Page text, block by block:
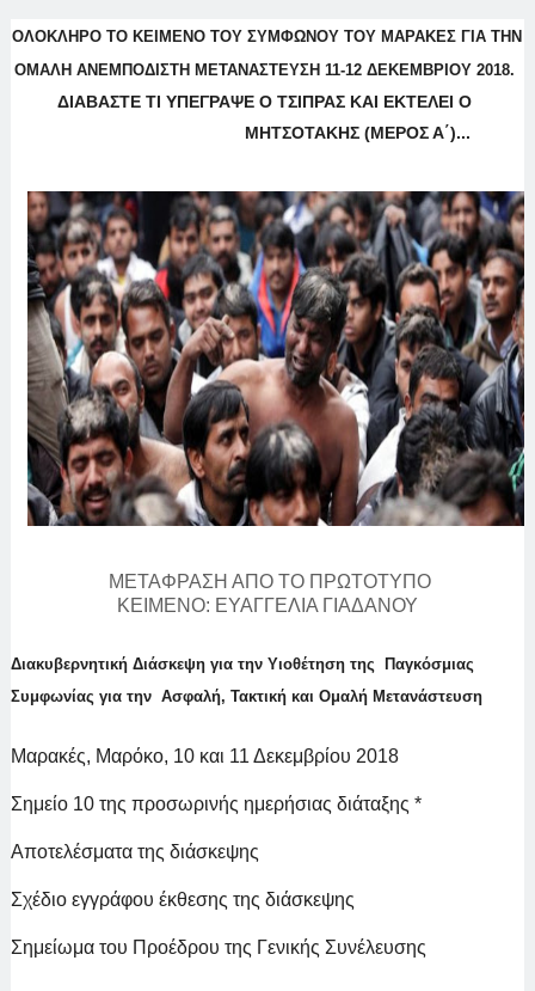
ΟΛΟΚΛΗΡΟ ΤΟ ΚΕΙΜΕΝΟ ΤΟΥ ΣΥΜΦΩΝΟΥ ΤΟΥ ΜΑΡΑΚΕΣ ΓΙΑ ΤΗΝ
ΟΜΑΛΗ ΑΝΕΜΠΟΔΙΣΤΗ ΜΕΤΑΝΑΣΤΕΥΣΗ 11-12 ΔΕΚΕΜΒΡΙΟΥ 2018.
ΔΙΑΒΑΣΤΕ ΤΙ ΥΠΕΓΡΑΨΕ Ο ΤΣΙΠΡΑΣ ΚΑΙ ΕΚΤΕΛΕΙ Ο
ΜΗΤΣΟΤΑΚΗΣ (ΜΕΡΟΣ Α΄)...
ΜΕΤΑΦΡΑΣΗ ΑΠΟ ΤΟ ΠΡΩΤΟΤΥΠΟ
ΚΕΙΜΕΝΟ: ΕΥΑΓΓΕΛΙΑ ΓΙΑΔΑΝΟΥ
Διακυβερνητική Διάσκεψη για την Υιοθέτηση της Παγκόσμιας
Συμφωνίας για την Ασφαλή, Τακτική και Ομαλή Μετανάστευση
Μαρακές, Μαρόκο, 10 και 11 Δεκεμβρίου 2018
Σημείο 10 της προσωρινής ημερήσιας διάταξης *
Αποτελέσματα της διάσκεψης
Σχέδιο εγγράφου έκθεσης της διάσκεψης
Σημείωμα του Προέδρου της Γενικής Συνέλευσης